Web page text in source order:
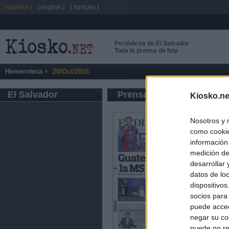
Nosotros y
como
medición
desarrollar
datos de
socios
puede
negar su
Periódicos de El Salvador
Toda la prensa de hoy
Hemeroteca 20/Oct/2016
El Salvador Prensa de Información
[ español ] [ english ] [ français ]